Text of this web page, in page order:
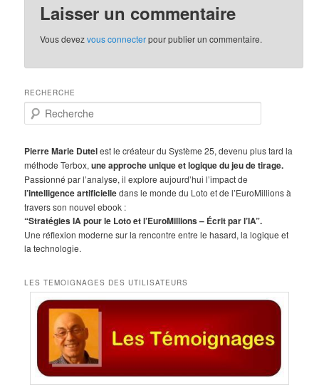
Laisser un commentaire
Vous devezvous connecterpour publier un commentaire.
RECHERCHE
e
h
e
r
c
h
e
Pierre Marie Dutelest le créateur du Système 25, devenu plus tard la
méthode Terbox,une approche unique et logique du jeu de tirage.
Passionné par l’analyse, il explore aujourd’hui l’impact de
l’intelligence artificielledans le monde du Loto et de l’EuroMillions à
travers son nouvel ebook :
“Stratégies IA pour le Loto et l’EuroMillions – Écrit par l’IA”.
Une réflexion moderne sur la rencontre entre le hasard, la logique et
la technologie.
LES TEMOIGNAGES DES UTILISATEURS